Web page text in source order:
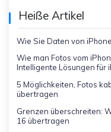
Heiße Artikel
Wie Sie Daten von
Wie man Fotos vom
Intelligente Lösungen für
5 Möglichkeiten, Fotos
übertragen
Grenzen überschreiten:
16 übertragen